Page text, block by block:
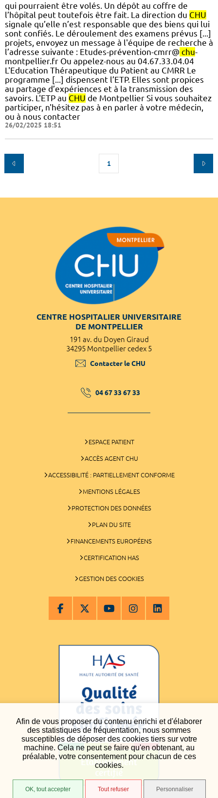
Afin de vous proposer du contenu enrichi et d'élaborer
des statistiques de fréquentation, nous sommes
susceptibles de déposer des cookies tiers sur votre
machine. Cela ne peut se faire qu'en obtenant, au
préalable, votre consentement pour chacun de ces
cookies.
OK, tout accepter Tout refuser Personnaliser
qui pourraient être volés. Un dépôt au coffre de
l’hôpital peut toutefois être fait. La direction du CHU
signale qu’elle n’est responsable que des biens qui lui
sont confiés. Le déroulement des examens prévus [...]
projets, envoyez un message à l'équipe de recherche à
l’adresse suivante : Etudes-prévention-cmrr@ chu-
montpellier.fr Ou appelez-nous au 04.67.33.04.04
L'Education Thérapeutique du Patient au CMRR Le
programme [...] dispensent l’ETP. Elles sont propices
au partage d’expériences et à la transmission des
savoirs. L'ETP au CHU de Montpellier Si vous souhaitez
participer, n'hésitez pas à en parler à votre médecin,
ou à nous contacter
26/02/2025 18:51
1
CENTRE HOSPITALIER UNIVERSITAIRE
DE MONTPELLIER
191 av. du Doyen Giraud
34295 Montpellier cedex 5
Contacter le CHU
04 67 33 67 33
ESPACE PATIENT
ACCÈS AGENT CHU
ACCESSIBILITÉ : PARTIELLEMENT CONFORME
MENTIONS LÉGALES
PROTECTION DES DONNÉES
PLAN DU SITE
FINANCEMENTS EUROPÉENS
CERTIFICATION HAS
GESTION DES COOKIES